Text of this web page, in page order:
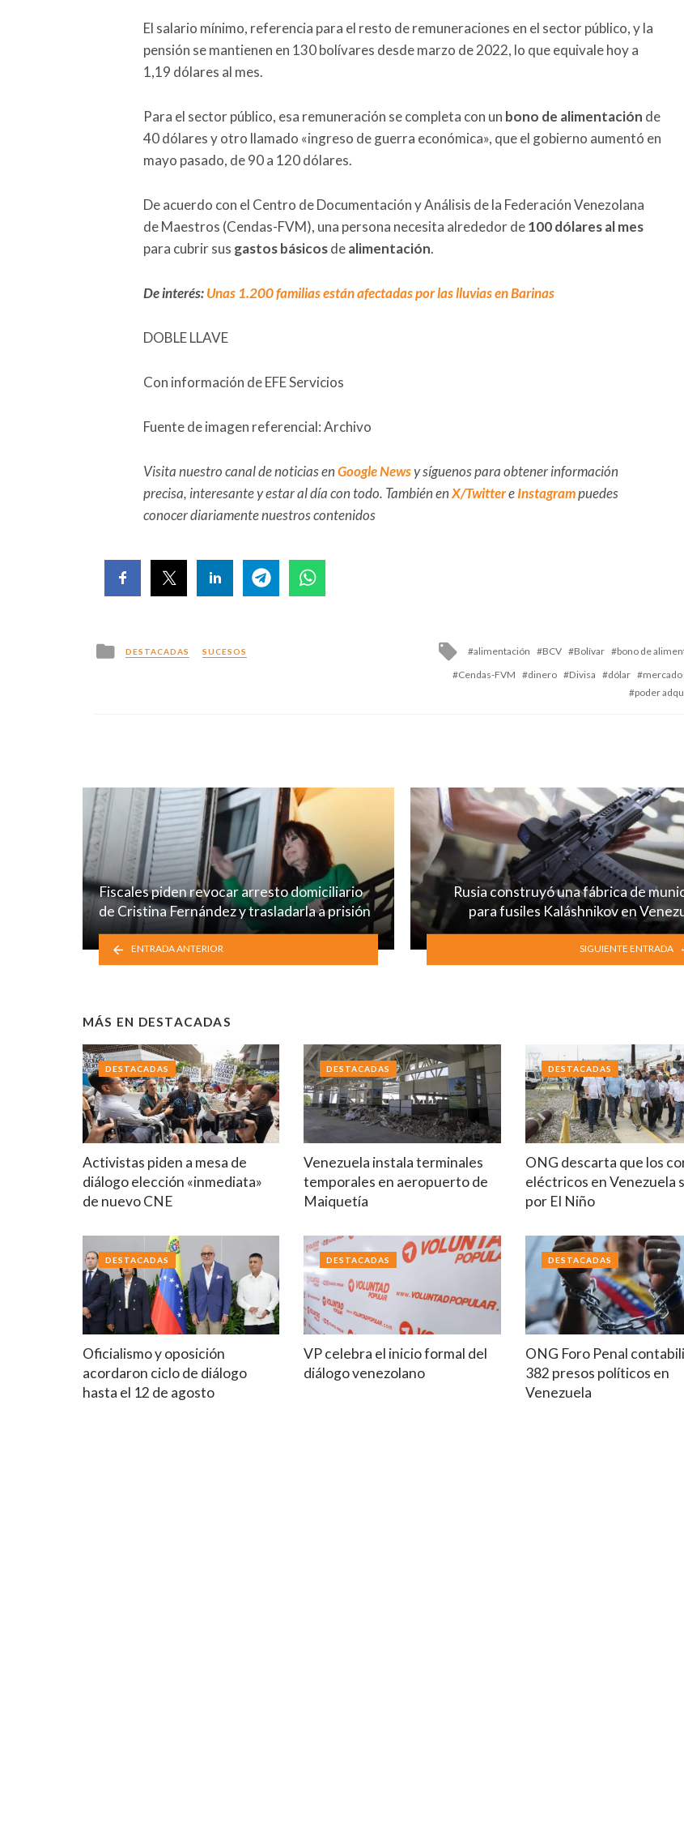
El salario mínimo, referencia para el resto de remuneraciones en el sector público, y la
pensión se mantienen en 130 bolívares desde marzo de 2022, lo que equivale hoy a
1,19 dólares al mes.
Para el sector público, esa remuneración se completa con un bono de alimentación de
40 dólares y otro llamado «ingreso de guerra económica», que el gobierno aumentó en
mayo pasado, de 90 a 120 dólares.
De acuerdo con el Centro de Documentación y Análisis de la Federación Venezolana
de Maestros (Cendas-FVM), una persona necesita alrededor de100 dólares al mes
para cubrir sus gastos básicosdealimentación.
De interés:Unas 1.200 familias están afectadas por las lluvias en Barinas
DOBLE LLAVE
Con información de EFE Servicios
Fuente de imagen referencial: Archivo
Visita nuestro canal de noticias enGoogle Newsy síguenos para obtener información
precisa, interesante y estar al día con todo. También enX/TwittereInstagrampuedes
conocer diariamente nuestros contenidos
Posted
in
DESTACADAS SUCESOS
Tagged
with
alimentación BCV Bolívar
bono de
Cendas-FVM
dinero Divisa dólar
mercado
poder
Fiscales piden revocar arresto domiciliario
de Cristina Fernández y trasladarla a prisión
ENTRADA ANTERIOR
Rusia construyó una fábrica de
para fusiles Kaláshnikov en
SIGUIENTE ENTRADA
MÁS EN DESTACADAS
Activistas piden a mesa de
diálogo elección «inmediata»
de nuevo CNE
DESTACADAS
Venezuela instala terminales
temporales en aeropuerto de
Maiquetía
DESTACADAS
ONG descarta que los
eléctricos en Venezuela
por El Niño
DESTACADAS
Oficialismo y oposición
acordaron ciclo de diálogo
hasta el 12 de agosto
DESTACADAS
VP celebra el inicio formal del
diálogo venezolano
DESTACADAS
ONG Foro Penal
382 presos políticos en
Venezuela
DESTACADAS